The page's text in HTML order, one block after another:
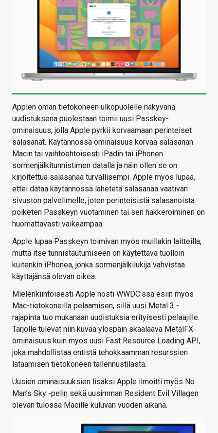
Applen oman tietokoneen ulkopuolelle näkyvänä
uudistuksena puolestaan toimii uusi Passkey-
ominaisuus, jolla Apple pyrkii korvaamaan perinteiset
salasanat. Käytännössä ominaisuus korvaa salasanan
Macin tai vaihtoehtoisesti iPadin tai iPhonen
sormenjälkitunnistimen datalla ja näin ollen se on
kirjoitettua salasanaa turvallisempi. Apple myös lupaa,
ettei dataa käytännössä lähetetä salasanaa vaativan
sivuston palvelimelle, joten perinteisistä salasanoista
poiketen Passkeyn vuotaminen tai sen hakkeroiminen on
huomattavasti vaikeampaa.
Apple lupaa Passkeyn toimivan myös muillakin laitteilla,
mutta itse tunnistautumiseen on käytettävä tuolloin
kuitenkin iPhonea, jonka sormenjälkilukija vahvistaa
käyttäjänsä olevan oikea.
Mielenkiintoisesti Apple nosti WWDC:ssä esiin myös
Mac-tietokoneilla pelaamisen, sillä uusi Metal 3 -
rajapinta tuo mukanaan uudistuksia erityisesti pelaajille.
Tarjolle tulevat niin kuvaa ylöspäin skaalaava MetalFX-
ominaisuus kuin myös uusi Fast Resource Loading API,
joka mahdollistaa entistä tehokkaamman resurssien
lataamisen tietokoneen tallennustilasta.
Uusien ominaisuuksien lisäksi Apple ilmoitti myös No
Man’s Sky -pelin sekä uusimman Resident Evil Villagen
olevan tulossa Macille kuluvan vuoden aikana.